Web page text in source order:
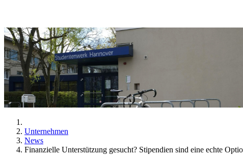
Unternehmen
News
Finanzielle Unterstützung gesucht? Stipendien sind eine echte